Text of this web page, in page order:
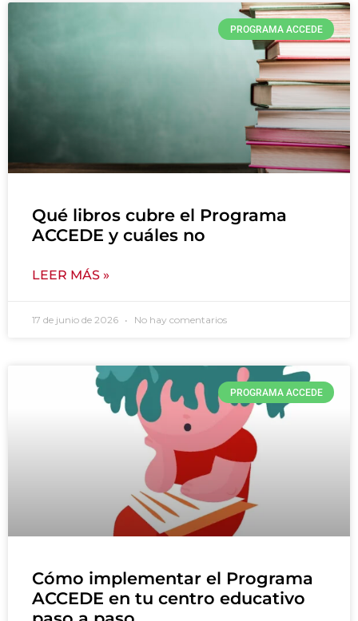
PROGRAMA ACCEDE
Qué libros cubre el Programa
ACCEDE y cuáles no
LEER MÁS »
17 de junio de 2026 No hay comentarios
PROGRAMA ACCEDE
Cómo implementar el Programa
ACCEDE en tu centro educativo